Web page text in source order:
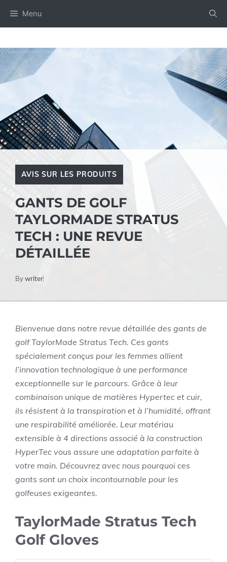
Menu
AVIS SUR LES PRODUITS
GANTS DE GOLF
TAYLORMADE STRATUS
TECH : UNE REVUE
DÉTAILLÉE
Bywriter
Bienvenue dans notre revue détaillée des gants de
golf TaylorMade Stratus Tech. Ces gants
spécialement conçus pour les femmes allient
l’innovation technologique à une performance
exceptionnelle sur le parcours. Grâce à leur
combinaison unique de matières Hypertec et cuir,
ils résistent à la transpiration et à l’humidité, offrant
une respirabilité améliorée. Leur matériau
extensible à 4 directions associé à la construction
HyperTec vous assure une adaptation parfaite à
votre main. Découvrez avec nous pourquoi ces
gants sont un choix incontournable pour les
golfeuses exigeantes.
TaylorMade Stratus Tech
Golf Gloves